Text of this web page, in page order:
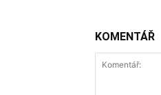
KOMENTÁŘ